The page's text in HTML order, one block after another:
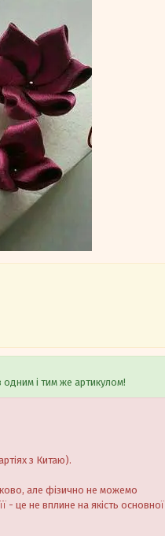
і тим же артикулом!
з Китаю).
але фізично не можемо
- це не вплине на якість основної